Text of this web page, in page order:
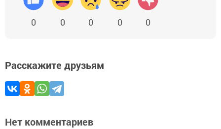
0 0 0 0 0
Расскажите друзьям
Нет комментариев